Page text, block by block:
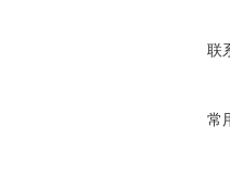
联
常